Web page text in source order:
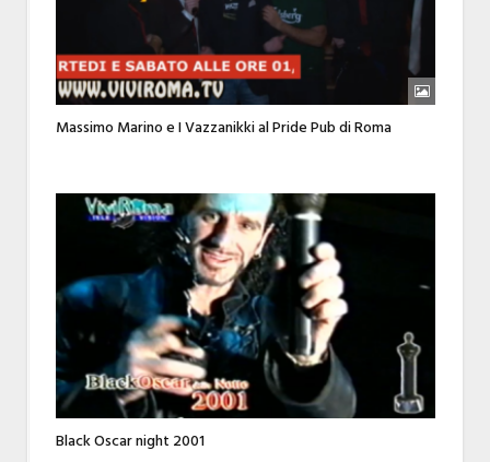
Massimo Marino e I Vazzanikki al Pride Pub di Roma
Black Oscar night 2001